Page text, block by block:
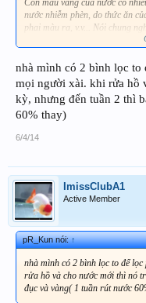
Còn màu vàng của nước có
nước nhiễm phèn, do thức ăn
phai màu ra, v.v... Nói chung
nhà mình có 2 bình lọc to
mọi người xài. khi rửa hồ
kỳ, nhưng đến tuần 2 thì
60% thay)
6/4/14
ImissClubA1
Active Member
pR_Kun nói:↑
nhà mình có 2 bình lọc to để
rửa hồ và cho nước mới thì nó
đục và vàng( 1 tuần rút nước